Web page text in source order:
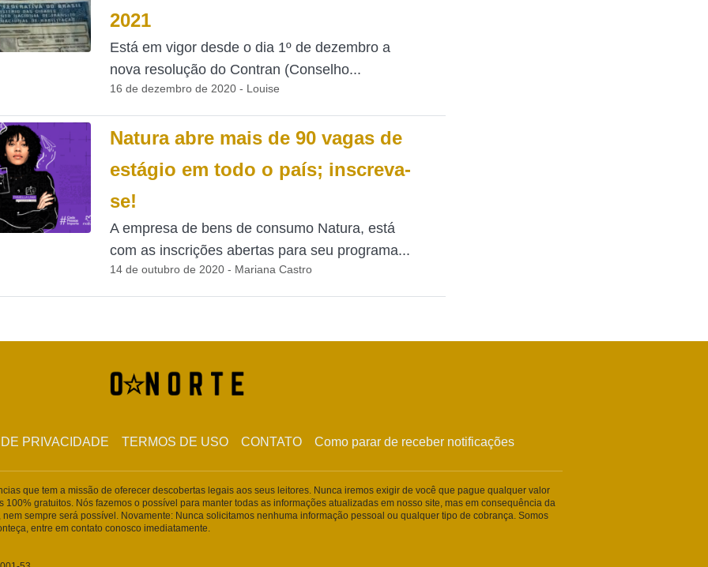
2021
Está em vigor desde o dia 1º de dezembro a
nova resolução do Contran (Conselho...
16 de dezembro de 2020 - Louise
Natura abre mais de 90 vagas de
estágio em todo o país; inscreva-
se!
A empresa de bens de consumo Natura, está
com as inscrições abertas para seu programa...
14 de outubro de 2020 - Mariana Castro
PRIVACIDADE TERMOS DE USO CONTATO Como parar de receber notificações
que tem a missão de oferecer descobertas legais aos seus leitores. Nunca iremos exigir de você que pague qualquer valor
gratuitos. Nós fazemos o possível para manter todas as informações atualizadas em nosso site, mas em consequência da
sempre será possível. Novamente: Nunca solicitamos nenhuma informação pessoal ou qualquer tipo de cobrança. Somos
entre em contato conosco imediatamente.